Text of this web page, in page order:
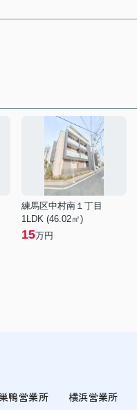
練馬区中村南１丁目
1LDK (46.02㎡)
15万円
鴨営業所
横浜営業所